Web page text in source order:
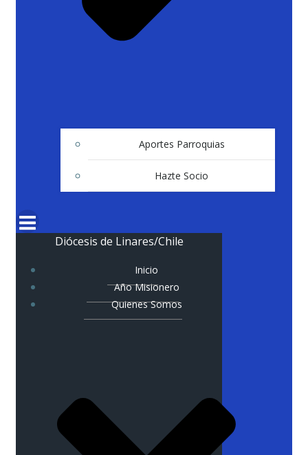
Aportes Parroquias
Hazte Socio
Diócesis de Linares/Chile
Inicio
Año Misionero
Quienes Somos